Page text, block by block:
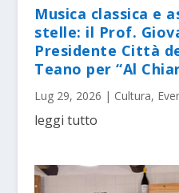
Musica classica e
stelle: il Prof.
Presidente Città
Teano per “Al
Lug 29, 2026 | Cultura,
leggi tutto